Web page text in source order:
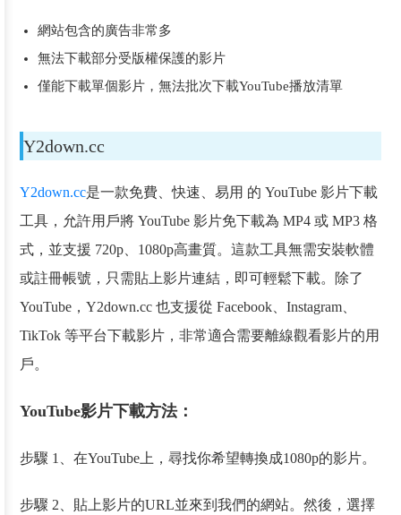
網站包含的廣告非常多
無法下載部分受版權保護的影片
僅能下載單個影片，無法批次下載YouTube播放清單
Y2down.cc
Y2down.cc是一款免費、快速、易用 的 YouTube 影片下載
工具，允許用戶將 YouTube 影片免下載為 MP4 或 MP3 格
式，並支援 720p、1080p高畫質。這款工具無需安裝軟體
或註冊帳號，只需貼上影片連結，即可輕鬆下載。除了
YouTube，Y2down.cc 也支援從 Facebook、Instagram、
TikTok 等平台下載影片，非常適合需要離線觀看影片的用
戶。
YouTube影片下載方法：
步驟 1、在YouTube上，尋找你希望轉換成1080p的影片。
步驟 2、貼上影片的URL並來到我們的網站。然後，選擇